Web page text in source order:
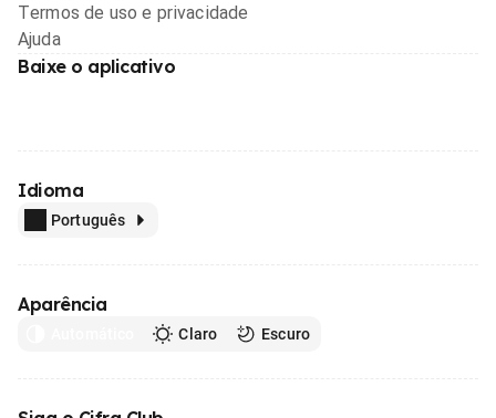
Termos de uso e privacidade
Ajuda
Baixe o aplicativo
Idioma
Português
Aparência
Claro Escuro